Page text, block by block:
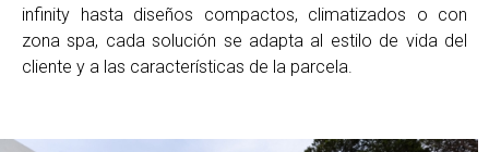
infinity hasta diseños compactos, climatizados o con
zona spa, cada solución se adapta al estilo de vida del
cliente y a las características de la parcela.